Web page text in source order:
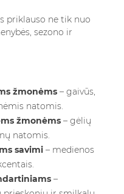
priklauso ne tik nuo
sezono ir
žmonėms – gaivūs,
natomis.
žmonėms – gėlių
natomis.
savimi – medienos
–